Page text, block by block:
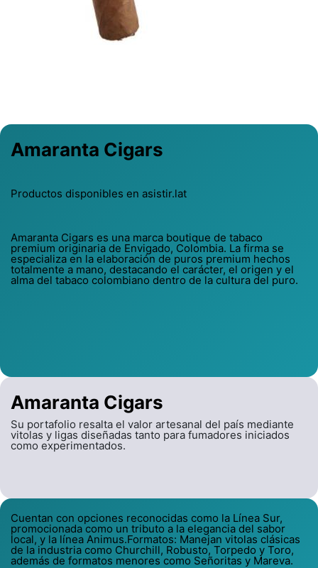
Amaranta Cigars
Su portafolio resalta el valor artesanal del país mediante
vitolas y ligas diseñadas tanto para fumadores iniciados
como experimentados.
Amaranta Cigars
Productos disponibles en asistir.lat
Amaranta Cigars es una marca boutique de tabaco
premium originaria de Envigado, Colombia. La firma se
especializa en la elaboración de puros premium hechos
totalmente a mano, destacando el carácter, el origen y el
alma del tabaco colombiano dentro de la cultura del puro.
Cuentan con opciones reconocidas como la Línea Sur,
promocionada como un tributo a la elegancia del sabor
local, y la línea Animus.Formatos: Manejan vitolas clásicas
de la industria como Churchill, Robusto, Torpedo y Toro,
además de formatos menores como Señoritas y Mareva.